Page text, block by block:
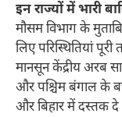
इन राज्यों में भारी
मौसम विभाग के
लिए परिस्थितियां
मानसून केंद्रीय अरब
और पश्चिम बंगाल के
और बिहार में दस्तक